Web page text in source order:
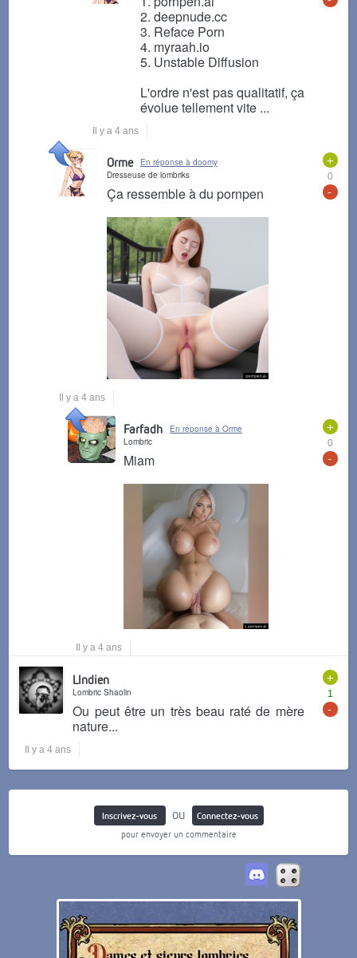
2. deepnude.cc
3. Reface Porn
4. myraah.io
5. Unstable Diffusion
L'ordre n'est pas qualitatif, ça
évolue tellement vite ...
Il y a 4 ans
+
0
-
Orme
En réponse à doomy
Dresseuse de lombriks
Ça ressemble à du pornpen
Il y a 4 ans
+
0
-
Farfadh
En réponse à Orme
Lombric
Miam
Il y a 4 ans
+
1
-
LIndien
Lombric Shaolin
Ou peut être un très beau raté de mère
nature...
Il y a 4 ans
Inscrivez-vous ou
Connectez-vous
pour envoyer un commentaire